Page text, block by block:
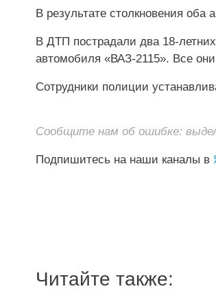
В результате столкновения оба
В ДТП пострадали два 18-
автомобиля «ВАЗ-2115». Все
Сотрудники полиции
Сообщите нам об ошибке:
Подпишитесь на наши каналы в
Читайте также: